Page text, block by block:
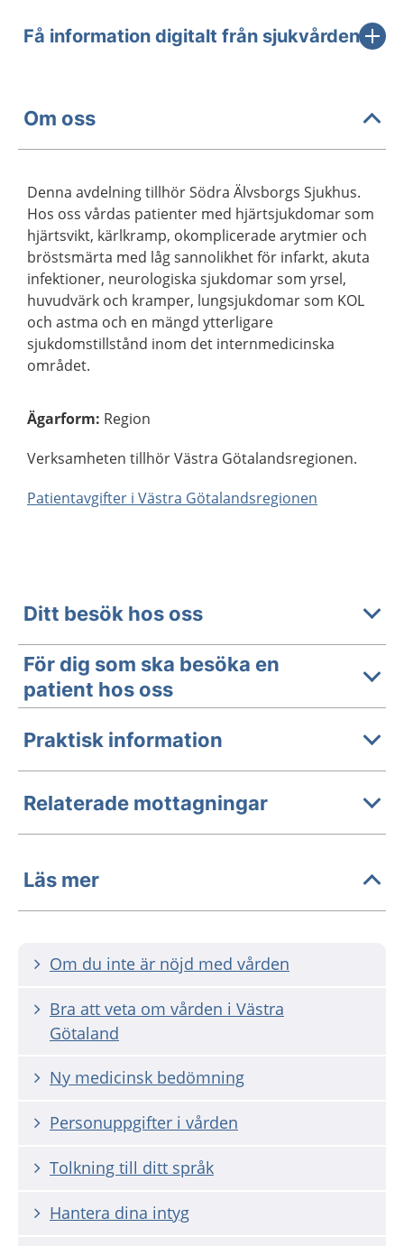
Få information digitalt från sjukvården
Om oss
Denna avdelning tillhör Södra Älvsborgs Sjukhus.
Hos oss vårdas patienter med hjärtsjukdomar som
hjärtsvikt, kärlkramp, okomplicerade arytmier och
bröstsmärta med låg sannolikhet för infarkt, akuta
infektioner, neurologiska sjukdomar som yrsel,
huvudvärk och kramper, lungsjukdomar som KOL
och astma och en mängd ytterligare
sjukdomstillstånd inom det internmedicinska
området.
Ägarform: Region
Verksamheten tillhör Västra Götalandsregionen.
Patientavgifter i Västra Götalandsregionen
Ditt besök hos oss
För dig som ska besöka en
patient hos oss
Praktisk information
Relaterade mottagningar
Läs mer
Om du inte är nöjd med vården
Bra att veta om vården i Västra
Götaland
Ny medicinsk bedömning
Personuppgifter i vården
Tolkning till ditt språk
Hantera dina intyg